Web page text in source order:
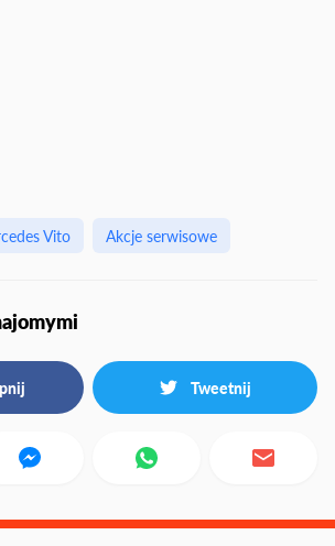
Vito Akcje serwisowe
Tweetnij